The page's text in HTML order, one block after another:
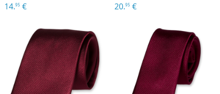
14.95 € 20.95 €